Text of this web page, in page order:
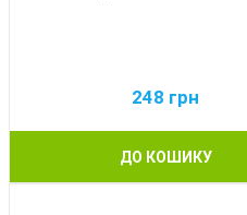
248 грн
ДО КОШИКУ